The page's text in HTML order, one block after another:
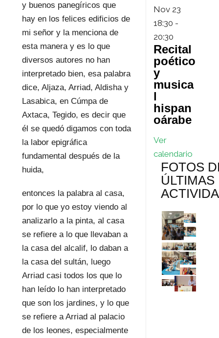
y buenos panegíricos que
hay en los felices edificios de
mi señor y la menciona de
esta manera y es lo que
diversos autores no han
interpretado bien, esa palabra
dice, Aljaza, Arriad, Aldisha y
Lasabica, en Cúmpa de
Axtaca, Tegido, es decir que
él se quedó digamos con toda
la labor epigráfica
fundamental después de la
huida,
entonces la palabra al casa,
por lo que yo estoy viendo al
analizarlo a la pinta, al casa
se refiere a lo que llevaban a
la casa del alcalif, lo daban a
la casa del sultán, luego
Arriad casi todos los que lo
han leído lo han interpretado
que son los jardines, y lo que
se refiere a Arriad al palacio
de los leones, especialmente
Nov 23
18:30 -
20:30
Recital
poético
y
musica
l
hispan
oárabe
Ver
calendario
FOTOS
ÚLTIMAS